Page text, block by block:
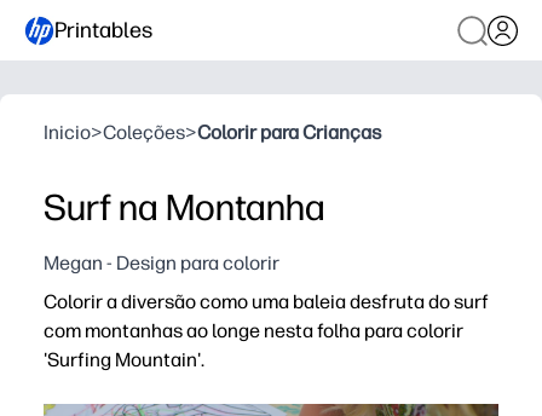
Printables
Inicio>Coleções>Colorir para Crianças
Surf na Montanha
Megan - Design para colorir
Colorir a diversão como uma baleia desfruta do surf
com montanhas ao longe nesta folha para colorir
'Surfing Mountain'.